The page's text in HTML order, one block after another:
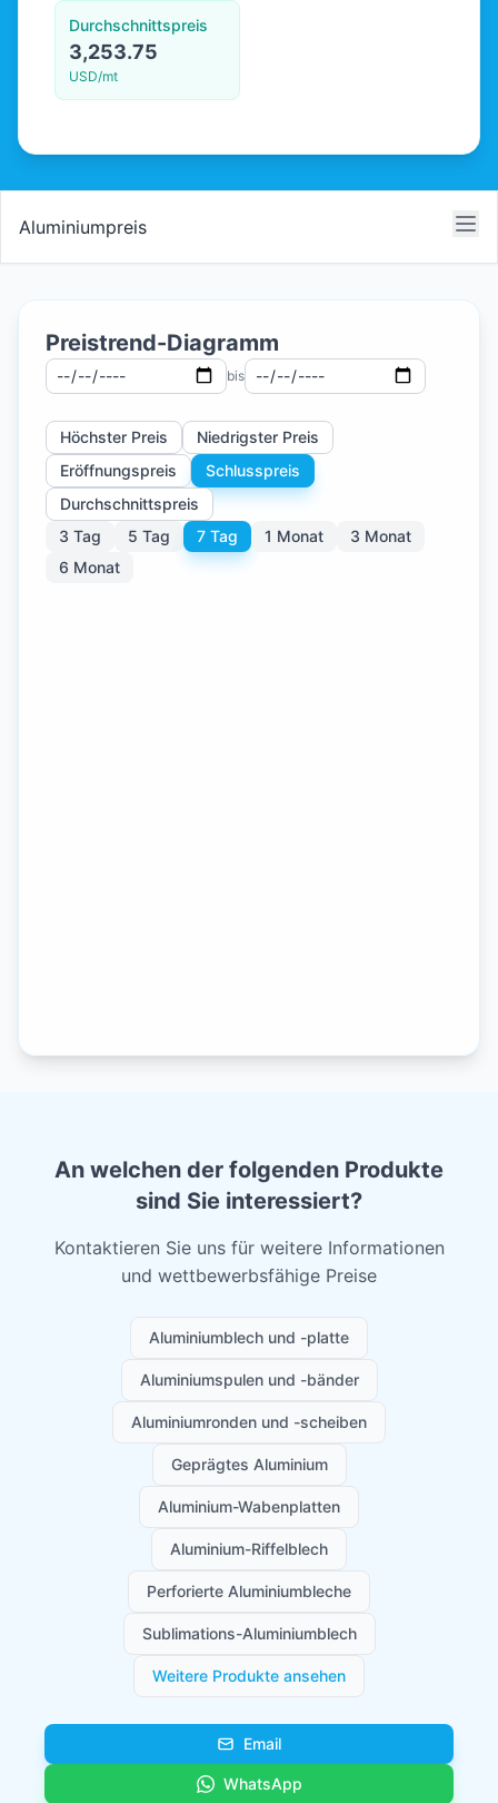
Durchschnittspreis
3,253.75
USD/mt
Aluminiumpreis
Preistrend-Diagramm
bis
Höchster Preis
Niedrigster Preis
Eröffnungspreis
Schlusspreis
Durchschnittspreis
3 Tag
5 Tag 7 Tag 1 Monat
3 Monat
6 Monat
An welchen der folgenden Produkte
sind Sie interessiert?
Kontaktieren Sie uns für weitere Informationen
und wettbewerbsfähige Preise
Aluminiumblech und -platte
Aluminiumspulen und -bänder
Aluminiumronden und -scheiben
Geprägtes Aluminium
Aluminium-Wabenplatten
Aluminium-Riffelblech
Perforierte Aluminiumbleche
Sublimations-Aluminiumblech
Weitere Produkte ansehen
Email
WhatsApp